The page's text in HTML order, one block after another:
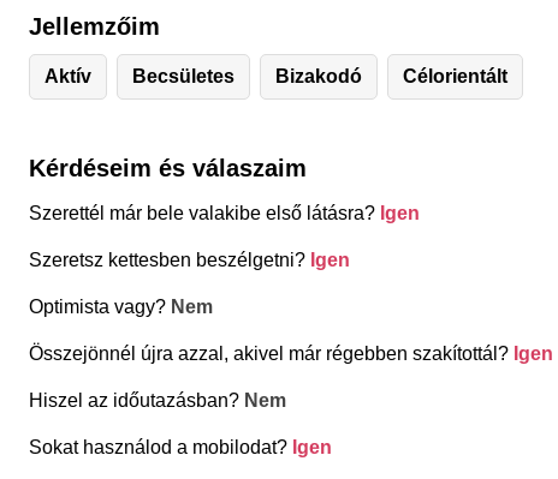
Jellemzőim
Aktív Becsületes Bizakodó Célorientált
Kérdéseim és válaszaim
Szerettél már bele valakibe első látásra? Igen
Szeretsz kettesben beszélgetni? Igen
Optimista vagy? Nem
Összejönnél újra azzal, akivel már régebben szakítottál? Igen
Hiszel az időutazásban? Nem
Sokat használod a mobilodat? Igen